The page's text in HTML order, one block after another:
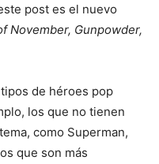
post es el nuevo
November, Gunpowder,
de héroes pop
los que no tienen
como Superman,
que son más